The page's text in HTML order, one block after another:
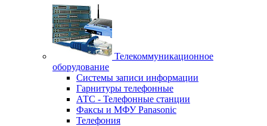
Телекоммуникационное
оборудование
Системы записи информации
Гарнитуры телефонные
АТС - Телефонные станции
Факсы и МФУ Panasonic
Телефония